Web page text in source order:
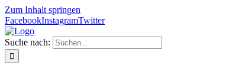
Zum Inhalt springen
FacebookInstagramTwitter
Suche nach: